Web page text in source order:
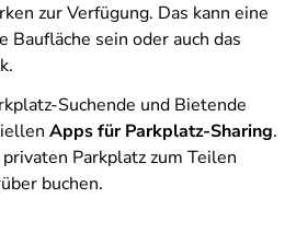
zur Verfügung. Das kann eine
Baufläche sein oder auch das
Suchende und Bietende
Apps für Parkplatz-Sharing.
Parkplatz zum Teilen
buchen.